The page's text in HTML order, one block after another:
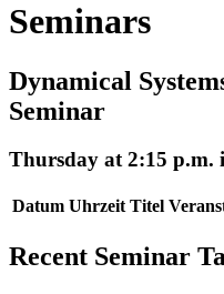
Seminars
Dynamical
Seminar
Thursday at 2:15 p.m.
Datum Uhrzeit Titel
Recent Seminar